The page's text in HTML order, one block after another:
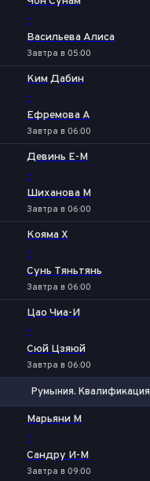
-
Васильева Алиса
Завтра в 05:00
Ким Дабин
-
Ефремова А
Завтра в 06:00
Девинь Е-М
-
Шиханова М
Завтра в 06:00
Кояма Х
-
Сунь Тяньтянь
Завтра в 06:00
Цао Чиа-И
-
Сюй Цзяюй
Завтра в 06:00
Румыния. Квалификация
Марьяни М
-
Сандру И-М
Завтра в 09:00